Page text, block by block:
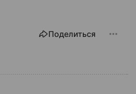
Поделиться